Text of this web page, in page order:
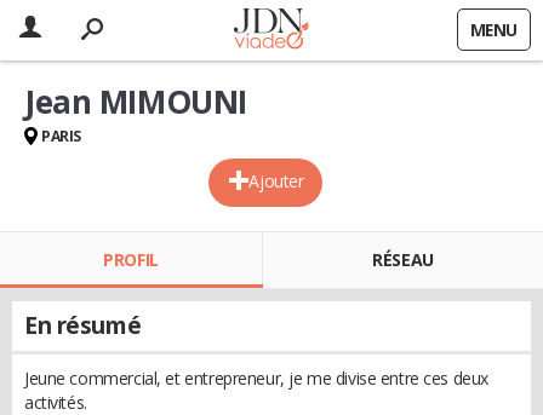
MENU
Ajouter
Jean MIMOUNI
PARIS
PROFIL RÉSEAU
En résumé
Jeune commercial, et entrepreneur, je me divise entre ces deux
activités.